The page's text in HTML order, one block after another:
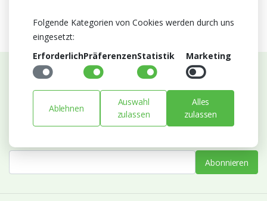
Bleiben Sie auf dem Laufenden mit Neuigkeiten und
Entwicklungen von Blumengroßhandel Heyl
Abonnieren
Folgende Kategorien von Cookies werden durch uns
eingesetzt:
ErforderlichPräferenzenStatistik Marketing
Ablehnen
Auswahl
zulassen
Alles
zulassen